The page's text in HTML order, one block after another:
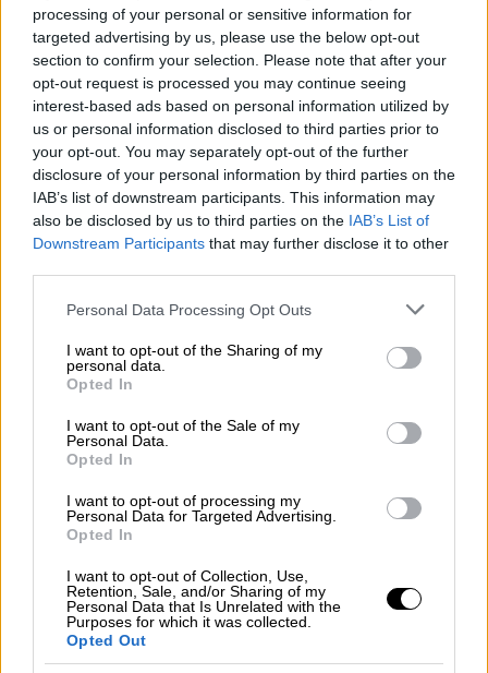
processing of your personal or sensitive information for
targeted advertising by us, please use the below opt-out
section to confirm your selection. Please note that after your
opt-out request is processed you may continue seeing
interest-based ads based on personal information utilized by
us or personal information disclosed to third parties prior to
your opt-out. You may separately opt-out of the further
disclosure of your personal information by third parties on the
IAB’s list of downstream participants. This information may
also be disclosed by us to third parties on the IAB’s List of
Downstream Participants that may further disclose it to other
Please note that this website/app uses one or more Google
not limited to your visit or usage behaviour. You may click to
grant or deny consent to Google and its third-party tags to
use your data for below specified purposes in below Google
consent section.
Personal Data Processing Opt Outs
I want to opt-out of the Sharing of my
personal data.
Opted In
I want to opt-out of the Sale of my
Personal Data.
Opted In
I want to opt-out of processing my
Personal Data for Targeted Advertising.
Opted In
I want to opt-out of Collection, Use,
Retention, Sale, and/or Sharing of my
Personal Data that Is Unrelated with the
Purposes for which it was collected.
Opted Out
Ελλάδα|08.08.2025 23:58
Φωτιά στην Αρχαία Ολυμπία:
Απειλούνται σπίτια στην Ηράκλεια -
Εκκενώνονται χωριά
Μαίνεται το πύρινο μέτωπο